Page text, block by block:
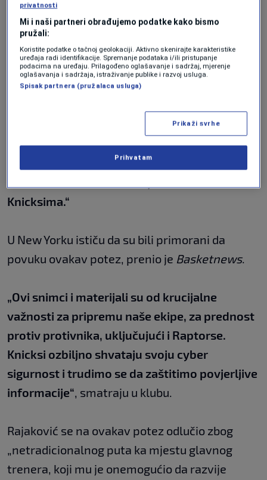
kršenje svih mogućih pravila ugovora, te
civilnog zakona, tako da im nije ništa drugo
ostalo osim da tuže“, prenijeli su tamošnji
mediji.
„Azotam je sam sebi poslao mejlom nekoliko
Knicksima.“
U New Yorku ističu da su bili primorani da
povuku ovakav potez, prenio je Basketnews.
„Ovi snimci i materijali su od krucijalne
važnosti za pripremu naše ekipe, za prednost
protiv protivnika, uključujući i Raptorse.
Knicksi ozbiljno shvataju svoju cyber
sigurnost i trudimo se da zaštitimo povjerljive
informacije“, smatraju u klubu.
Rajaković se na ovakav potez odlučio zbog
„netradicionalnog puta ka mjestu glavnog
trenera, koji mu je onemogućio da razvije
privatnosti
Mi i naši partneri obrađujemo podatke kako bismo
pružali:
Koristite podatke o tačnoj geolokaciji. Aktivno skenirajte karakteristike
uređaja radi identifikacije. Spremanje podataka i/ili pristupanje
podacima na uređaju. Prilagođeno oglašavanje i sadržaj, mjerenje
oglašavanja i sadržaja, istraživanje publike i razvoj usluga.
Spisak partnera (pružalaca usluga)
Prikaži svrhe
Prihvatam